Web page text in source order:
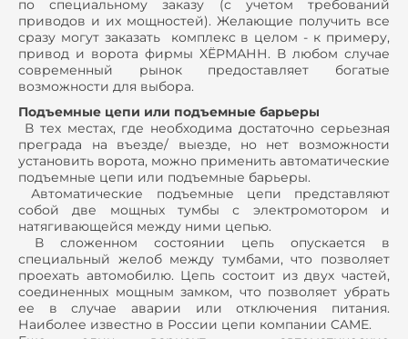
по специальному заказу (с учетом требований
приводов и их мощностей). Желающие получить все
сразу могут заказать комплекс в целом - к примеру,
привод и ворота фирмы ХЁРМАНН. В любом случае
современный рынок предоставляет богатые
возможности для выбора.
Подъемные цепи или подъемные барьеры
В тех местах, где необходима достаточно серьезная
преграда на въезде/ выезде, но нет возможности
установить ворота, можно применить автоматические
подъемные цепи или подъемные барьеры.
Автоматические подъемные цепи представляют
собой две мощных тумбы с электромотором и
натягивающейся между ними цепью.
В сложенном состоянии цепь опускается в
специальный желоб между тумбами, что позволяет
проехать автомобилю. Цепь состоит из двух частей,
соединенных мощным замком, что позволяет убрать
ее в случае аварии или отключения питания.
Наиболее известно в России цепи компании CAME.